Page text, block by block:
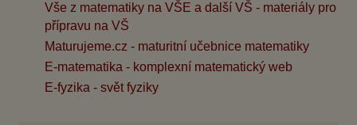
Vše z matematiky na VŠE a další VŠ - materiály pro
přípravu na VŠ
Maturujeme.cz - maturitní učebnice matematiky
E-matematika - komplexní matematický web
E-fyzika - svět fyziky